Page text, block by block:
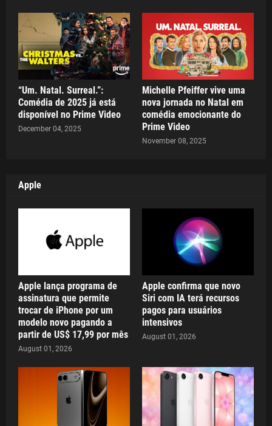
“Um. Natal. Surreal.”:
Comédia de 2025 já está
disponível no Prime Video
December 04, 2025
Michelle Pfeiffer vive uma
nova jornada no Natal em
comédia emocionante do
Prime Video
November 08, 2025
Apple
Apple lança programa de
assinatura que permite
trocar de iPhone por um
modelo novo pagando a
partir de US$ 17,99 por mês
August 01, 2026
Apple confirma que novo
Siri com IA terá recursos
pagos para usuários
intensivos
August 01, 2026